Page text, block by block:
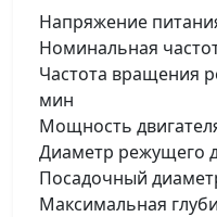
Напряжение
Номинальная
Частота вращения
мин
Мощность
Диаметр режущего
Посадочный
Максимальная